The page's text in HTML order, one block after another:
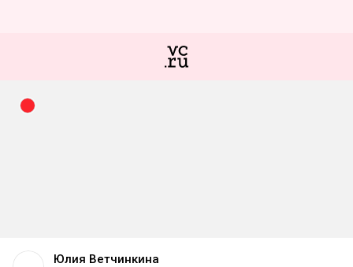
Юлия Ветчинкина